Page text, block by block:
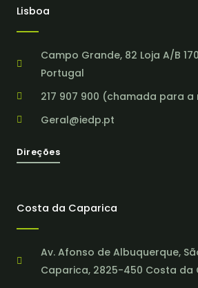
Lisboa
Campo Grande, 82 Loja A/B
Portugal
217 907 900 (chamada para
Geral@iedp.pt
Direções
Costa da Caparica
Av. Afonso de Albuquerque,
Caparica, 2825-450 Costa da